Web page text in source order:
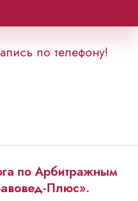
по телефону!
по Арбитражным
Плюс».